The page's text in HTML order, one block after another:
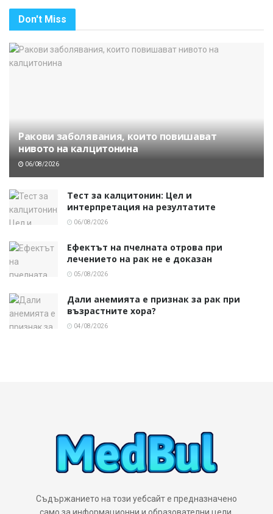
Don't Miss
Ракови заболявания, които повишават
нивото на калцитонина
06/08/2026
Тест за калцитонин: Цел и
интерпретация на резултатите
06/08/2026
Ефектът на пчелната отрова при
лечението на рак не е доказан
05/08/2026
Дали анемията е признак за рак при
възрастните хора?
04/08/2026
Съдържанието на този уебсайт е предназначено